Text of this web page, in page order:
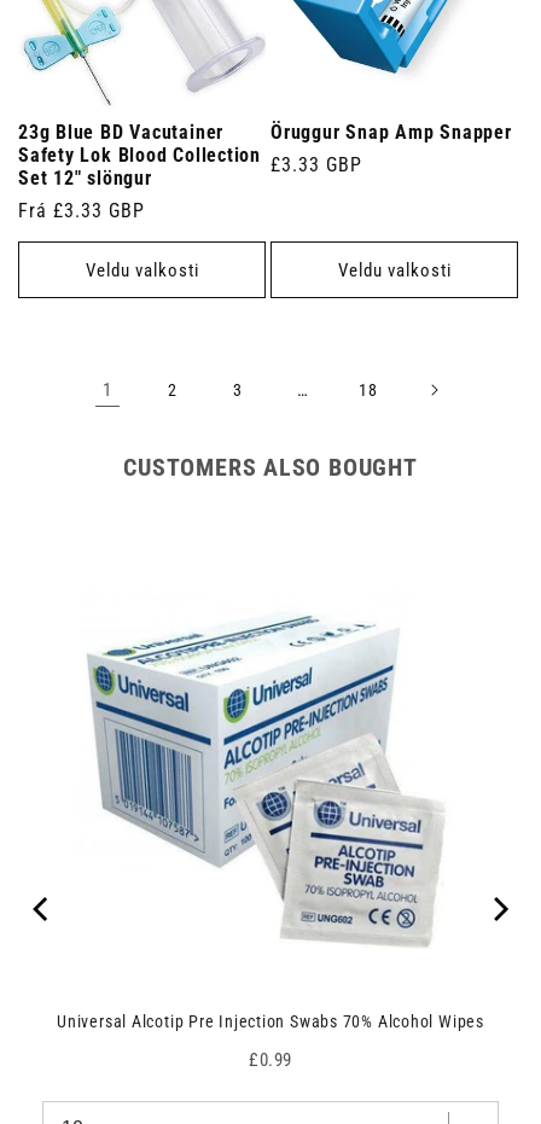
23g Blue BD Vacutainer
Safety Lok Blood Collection
Set 12" slöngur
Venjulegt
verð
Frá £3.33 GBP
Veldu valkosti
Öruggur Snap Amp Snapper
Venjulegt
£3.33 GBP
Veldu valkosti
1 2 3 … 18
CUSTOMERS ALSO BOUGHT
Universal Alcotip Pre Injection Swabs 70% Alcohol Wipes
Price
£0.99